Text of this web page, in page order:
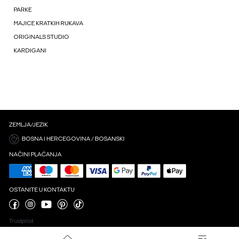
PARKE
MAJICE KRATKIH RUKAVA
ORIGINALS STUDIO
KARDIGANI
ZEMLJA/JEZIK
BOSNA I HERCEGOVINA / BOSANSKI
NAČINI PLAĆANJA
OSTANITE U KONTAKTU
Trustpilot